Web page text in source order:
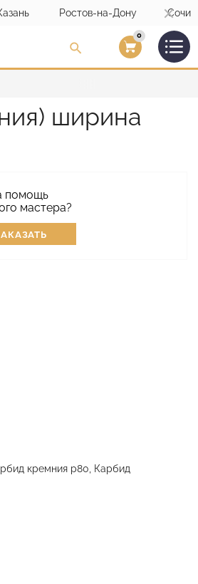
Ростов-на-Дону Сочи
Вход/
0
ширина
помощь
мастера?
кремния р80, Карбид